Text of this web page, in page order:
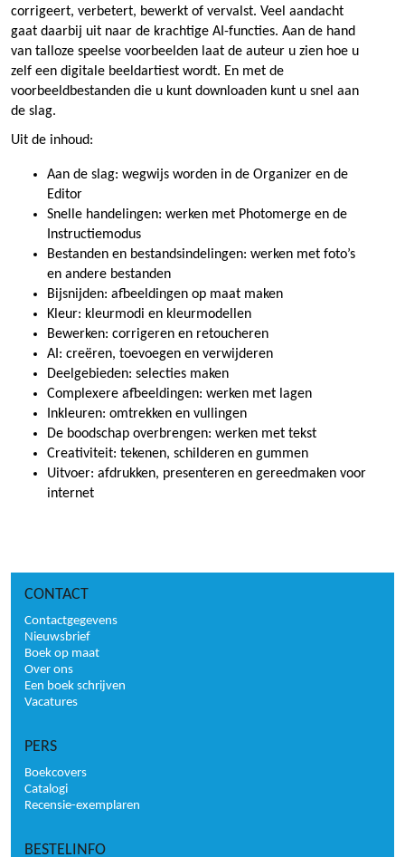
corrigeert, verbetert, bewerkt of vervalst. Veel aandacht
gaat daarbij uit naar de krachtige AI-functies. Aan de hand
van talloze speelse voorbeelden laat de auteur u zien hoe u
zelf een digitale beeldartiest wordt. En met de
voorbeeldbestanden die u kunt downloaden kunt u snel aan
de slag.
Uit de inhoud:
Aan de slag: wegwijs worden in de Organizer en de
Editor
Snelle handelingen: werken met Photomerge en de
Instructiemodus
Bestanden en bestandsindelingen: werken met foto’s
en andere bestanden
Bijsnijden: afbeeldingen op maat maken
Kleur: kleurmodi en kleurmodellen
Bewerken: corrigeren en retoucheren
AI: creëren, toevoegen en verwijderen
Deelgebieden: selecties maken
Complexere afbeeldingen: werken met lagen
Inkleuren: omtrekken en vullingen
De boodschap overbrengen: werken met tekst
Creativiteit: tekenen, schilderen en gummen
Uitvoer: afdrukken, presenteren en gereedmaken voor
internet
CONTACT
Contactgegevens
Nieuwsbrief
Boek op maat
Over ons
Een boek schrijven
Vacatures
PERS
Boekcovers
Catalogi
Recensie-exemplaren
BESTELINFO